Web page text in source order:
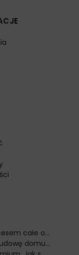
całe o...
domu...